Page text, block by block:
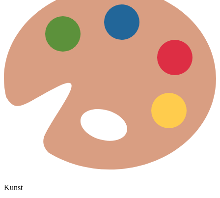
Kunst